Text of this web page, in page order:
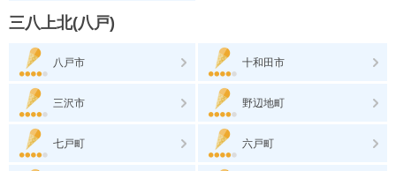
三八上北(八戸)
八戸市 十和田市
三沢市 野辺地町
七戸町 六戸町